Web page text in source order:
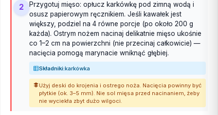
2
Przygotuj mięso: opłucz karkówkę pod zimną wodą i
osusz papierowym ręcznikiem. Jeśli kawałek jest
większy, podziel na 4 równe porcje (po około 200 g
każda). Ostrym nożem nacinaj delikatnie mięso ukośnie
co 1–2 cm na powierzchni (nie przecinaj całkowicie) —
nacięcia pomogą marynacie wniknąć głębiej.
Składniki:karkówka
Użyj deski do krojenia i ostrego noża. Nacięcia powinny być
płytkie (ok. 3–5 mm). Nie sol mięsa przed nacinaniem, żeby
nie wyciekła zbyt dużo wilgoci.